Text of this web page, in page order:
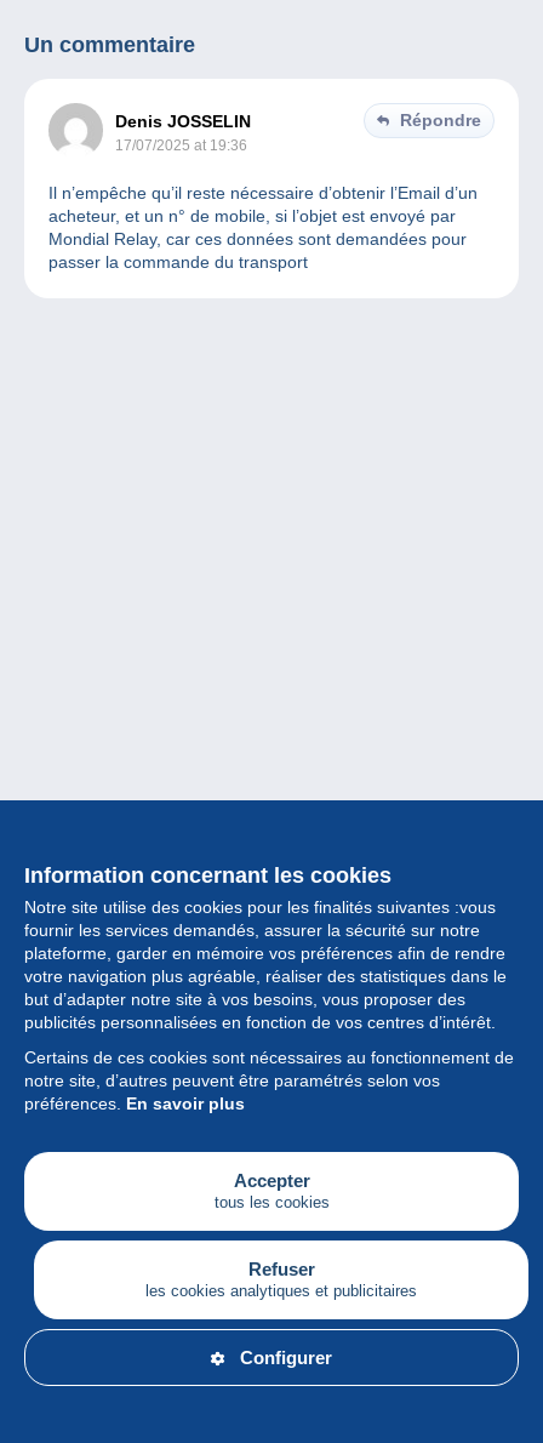
Un commentaire
Denis JOSSELIN
17/07/2025 at 19:36
Répondre
Il n’empêche qu’il reste nécessaire d’obtenir l’Email d’un
acheteur, et un n° de mobile, si l’objet est envoyé par
Mondial Relay, car ces données sont demandées pour
passer la commande du transport
Information concernant les cookies
Notre site utilise des cookies pour les finalités suivantes :vous
fournir les services demandés, assurer la sécurité sur notre
plateforme, garder en mémoire vos préférences afin de rendre
votre navigation plus agréable, réaliser des statistiques dans le
but d’adapter notre site à vos besoins, vous proposer des
publicités personnalisées en fonction de vos centres d’intérêt.
Certains de ces cookies sont nécessaires au fonctionnement de
notre site, d’autres peuvent être paramétrés selon vos
préférences. En savoir plus
Accepter
tous les cookies
Refuser
les cookies analytiques et publicitaires
Configurer
Collection
Actualités
Fonctionnalités
Société
Services
Articles
Français